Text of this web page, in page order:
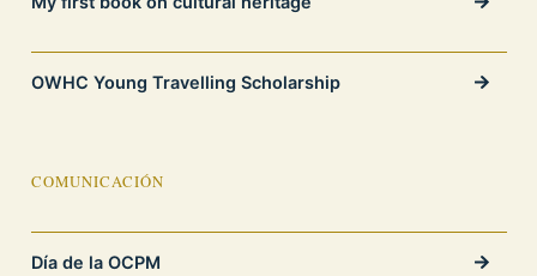
OWHC Young Travelling Scholarship
COMUNICACIÓN
Día de la OCPM